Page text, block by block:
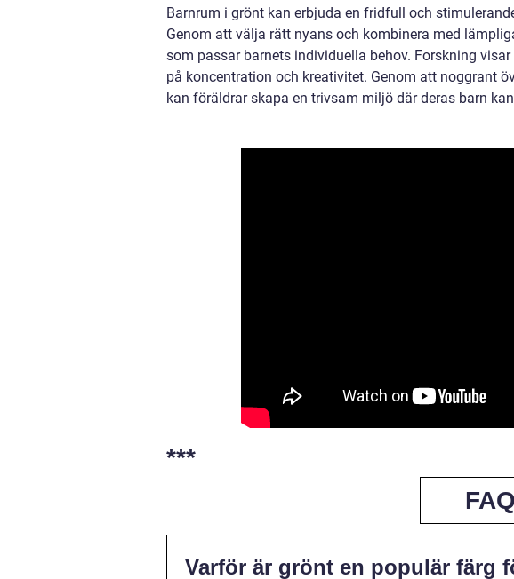
Barnrum i grönt kan erbjuda en fridfull och
Genom att välja rätt nyans och kombinera med
som passar barnets individuella behov. Forskning
på koncentration och kreativitet. Genom att noggrant
kan föräldrar skapa en trivsam miljö där deras barn
***
FAQ
Varför är grönt en populär färg